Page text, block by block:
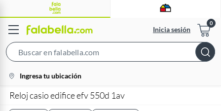
Inicia sesión
Bar
location-
icon
Ingresa tu ubicación
Reloj casio edifice efv 550d 1av